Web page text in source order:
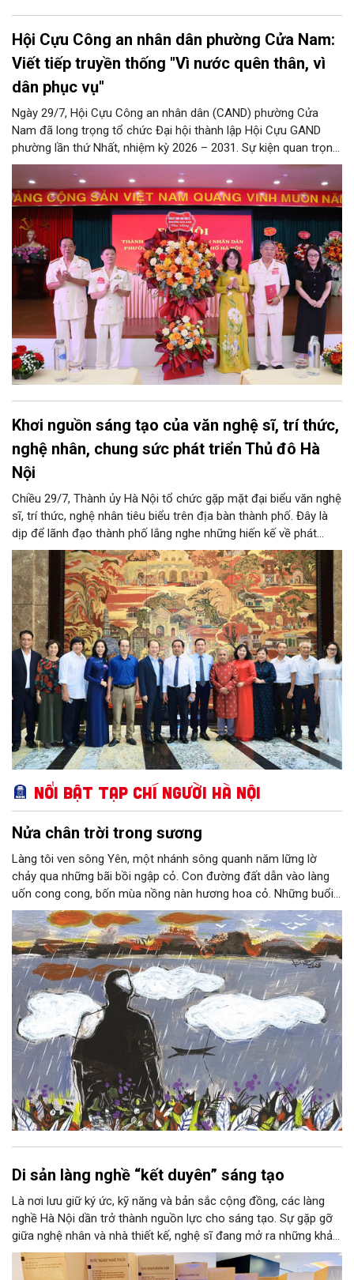
Hội Cựu Công an nhân dân phường Cửa Nam:
Viết tiếp truyền thống "Vì nước quên thân, vì
dân phục vụ"
Ngày 29/7, Hội Cựu Công an nhân dân (CAND) phường Cửa
Nam đã long trọng tổ chức Đại hội thành lập Hội Cựu GAND
phường lần thứ Nhất, nhiệm kỳ 2026 – 2031. Sự kiện quan trọng
này đánh dấu mốc kiện toàn tổ chức, mở ra chặng đường mới
nhằm tập hợp, đoàn kết và phát huy tối đa kinh nghiệm, trí tuệ
của lực lượng cựu CAND trong công tác giữ gìn an ninh trật tự,
phục vụ Nhân dân và phát triển địa phương.
Khơi nguồn sáng tạo của văn nghệ sĩ, trí thức,
nghệ nhân, chung sức phát triển Thủ đô Hà
Nội
Chiều 29/7, Thành ủy Hà Nội tổ chức gặp mặt đại biểu văn nghệ
sĩ, trí thức, nghệ nhân tiêu biểu trên địa bàn thành phố. Đây là
dịp để lãnh đạo thành phố lắng nghe những hiến kế về phát
triển khoa học công nghệ, đổi mới sáng tạo, công nghiệp văn
hóa và phát huy nguồn lực con người, góp phần tạo động lực
mới cho sự phát triển nhanh, bền vững của Thủ đô.
Nổi bật Tạp chí Người Hà Nội
Nửa chân trời trong sương
Làng tôi ven sông Yên, một nhánh sông quanh năm lững lờ
chảy qua những bãi bồi ngập cỏ. Con đường đất dẫn vào làng
uốn cong cong, bốn mùa nồng nàn hương hoa cỏ. Những buổi
hoàng hôn, khi nắng đã dịu xuống phía cuối sông, đám hoa tím
lại thẫm màu như có ai vừa rắc lên một lớp khói.
Di sản làng nghề “kết duyên” sáng tạo
Là nơi lưu giữ ký ức, kỹ năng và bản sắc cộng đồng, các làng
nghề Hà Nội dần trở thành nguồn lực cho sáng tạo. Sự gặp gỡ
giữa nghệ nhân và nhà thiết kế, nghệ sĩ đang mở ra những khả
năng phát triển mới cho thủ công đương đại trên nền tảng di
sản. Từ những cuộc “kết duyên” đầy cảm hứng ấy, Hà Nội đang